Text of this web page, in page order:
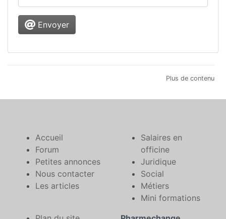
Envoyer
Plus de contenu
Accueil
Forum
Petites annonces
Nous contacter
Les articles
Salaires en
officine
Juridique
Social
Métiers
Mini formations